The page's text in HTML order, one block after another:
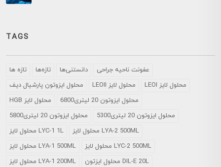
TAGS
تازه ها تازه‌ها دانستنی‌ها
عفونت ناحیه جراحی
محلول ايزوتون پارشيال ديف
LEOII محلول لایز
LEOI محلول لایز
HGB محلول لایز
محلول ایزوتون 20 لیتری6800
محلول ایزوتون 20 لیتری5800
محلول ایزوتون 20 لیتری5300
محلول لایز LYC-1 1L
محلول لایز LYA-2 500ML
محلول لایز LYA-1 500ML
محلول لایز LYC-2 500ML
محلول لایز LYA-1 200ML
محلول ایزتون DIL-E 20L